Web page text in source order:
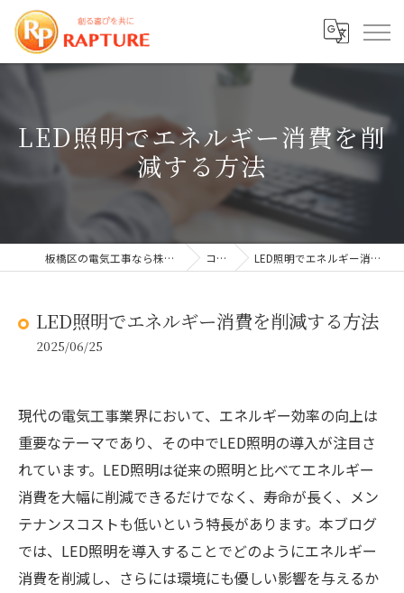
LED照明でエネルギー消費を削
減する方法
板橋区の電気工事なら株式会社ラプチャー コラム LED照明でエネルギー消費を削減する方法
LED照明でエネルギー消費を削減する方法
2025/06/25
現代の電気工事業界において、エネルギー効率の向上は
重要なテーマであり、その中でLED照明の導入が注目さ
れています。LED照明は従来の照明と比べてエネルギー
消費を大幅に削減できるだけでなく、寿命が長く、メン
テナンスコストも低いという特長があります。本ブログ
では、LED照明を導入することでどのようにエネルギー
消費を削減し、さらには環境にも優しい影響を与えるか